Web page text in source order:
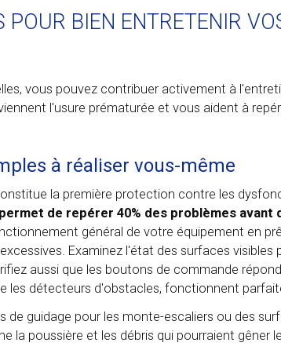
POUR BIEN ENTRETENIR
vous pouvez contribuer activement à
l'usure prématurée et vous aident à
à réaliser vous-même
la première protection contre les
de repérer 40% des problèmes avant
général de votre équipement en
Examinez l'état des surfaces
aussi que les boutons de commande
les détecteurs d'obstacles, fonctionnent
de guidage pour les monte-escaliers ou des
la poussière et les débris qui pourraient gêner